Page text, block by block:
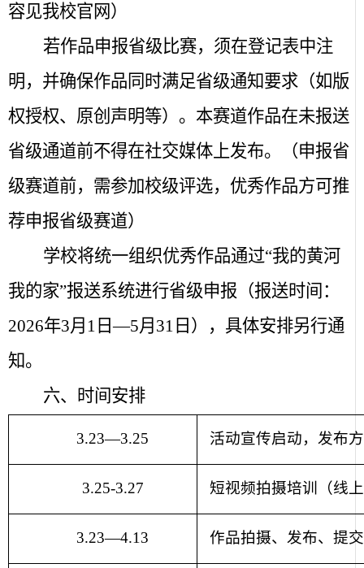
容见我校官网）
若作品申报省级比赛，须在登记表中注
明，并确保作品同时满足省级通知要求（如版
权授权、原创声明等）。本赛道作品在未报送
省级通道前不得在社交媒体上发布。（申报省
级赛道前，需参加校级评选，优秀作品方可推
荐申报省级赛道）
学校将统一组织优秀作品通过“我的黄河
我的家”报送系统进行省级申报（报送时间：
2026年3月 1 日—5月 31 日），具体安排另行通
知。
六、时间安排
3.23—3.25 活动宣传启动，发布
3.25-3.27 短视频拍摄培训（线
3.23—4.13 作品拍摄、发布、提